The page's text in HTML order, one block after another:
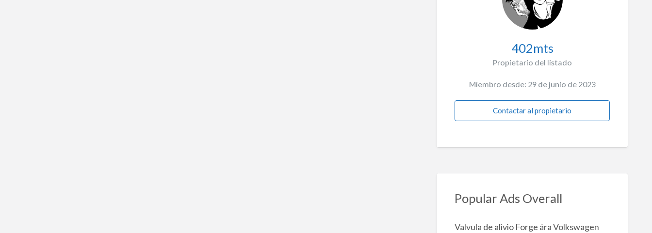
402mts
Propietario del listado
Miembro desde: 29 de junio de 2023
Contactar al propietario
Popular Ads Overall
Valvula de alivio Forge ára Volkswagen